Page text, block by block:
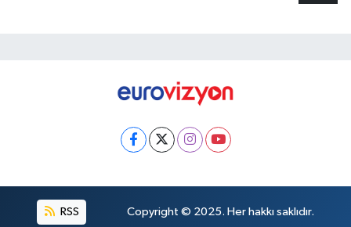
RSS Copyright © 2025. Her hakkı saklıdır.